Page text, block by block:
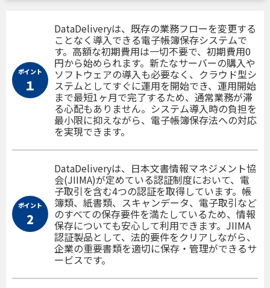
ポイント
１
DataDeliveryは、既存の業務フローを変更する
ことなく導入できる電子帳簿保存システムで
す。高額な初期費用は一切不要で、初期費用0
円から始められます。新たなサーバーの購入や
ソフトウェアの導入も必要なく、クラウド型シ
ステムとしてすぐに運用を開始でき、運用開始
まで最短1ヶ月で完了するため、通常業務が滞
る心配もありません。システム導入時の負担を
最小限に抑えながら、電子帳簿保存法への対応
を実現できます。
ポイント
2
DataDeliveryは、日本文書情報マネジメント協
会(JIIMA)が定めている認証制度において、電
子取引を含む4つの認証を取得しています。帳
簿類、紙書類、スキャンデータ、電子取引など
のすべての保存要件を満たしているため、情報
保存についても安心して利用できます。JIIMA
認証製品として、法的要件をクリアしながら、
企業の重要書類を適切に保存・管理ができるサ
ービスです。